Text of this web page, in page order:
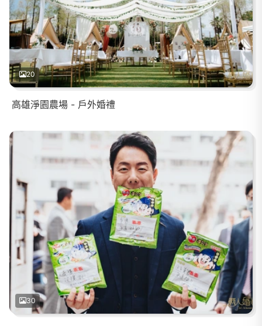
20
高雄淨園農場 - 戶外婚禮
30